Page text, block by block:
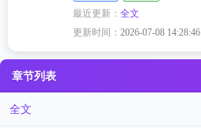
最近更新：全文
更新时间：2026-07-08 14:28:46
章节列表
全文